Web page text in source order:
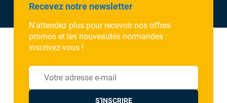
Recevez notre newsletter
N'attendez plus pour recevoir nos offres
promos et les nouveautés normandes :
inscrivez-vous !
S'INSCRIRE